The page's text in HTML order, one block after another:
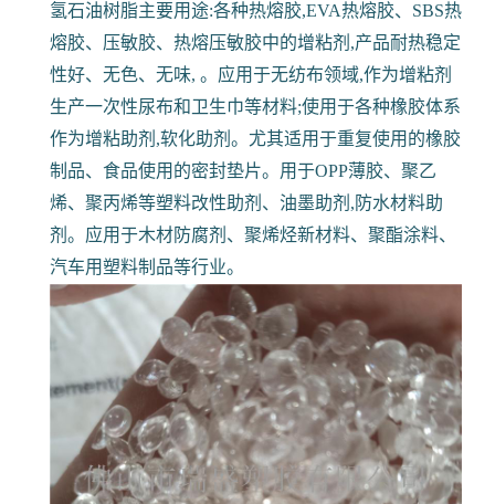
氢石油树脂主要用途:各种热熔胶,EVA热熔胶、SBS热
熔胶、压敏胶、热熔压敏胶中的增粘剂,产品耐热稳定
性好、无色、无味, 。应用于无纺布领域,作为增粘剂
生产一次性尿布和卫生巾等材料;使用于各种橡胶体系
作为增粘助剂,软化助剂。尤其适用于重复使用的橡胶
制品、食品使用的密封垫片。用于OPP薄胶、聚乙
烯、聚丙烯等塑料改性助剂、油墨助剂,防水材料助
剂。应用于木材防腐剂、聚烯烃新材料、聚酯涂料、
汽车用塑料制品等行业。